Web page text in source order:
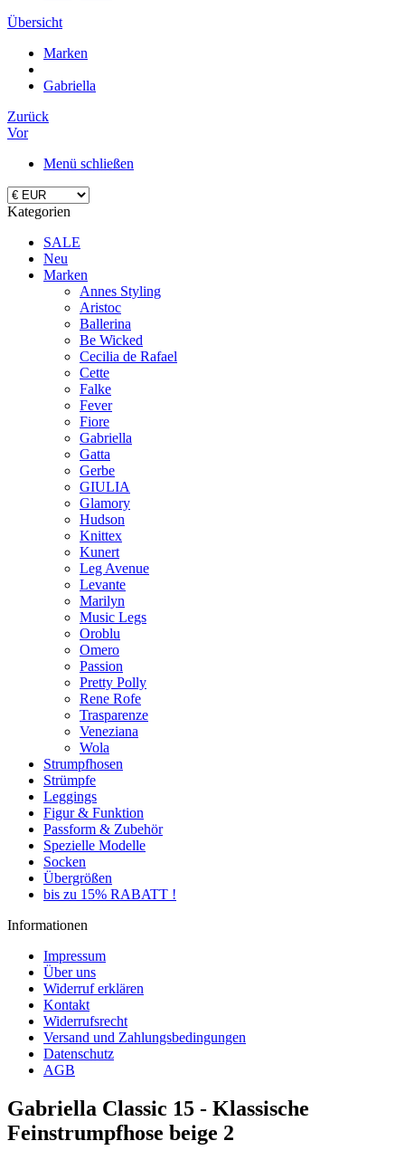
Übersicht
Marken
Gabriella
Zurück
Vor
Menü schließen
Kategorien
SALE
Neu
Marken
Annes Styling
Aristoc
Ballerina
Be Wicked
Cecilia de Rafael
Cette
Falke
Fever
Fiore
Gabriella
Gatta
Gerbe
GIULIA
Glamory
Hudson
Knittex
Kunert
Leg Avenue
Levante
Marilyn
Music Legs
Oroblu
Omero
Passion
Pretty Polly
Rene Rofe
Trasparenze
Veneziana
Wola
Strumpfhosen
Strümpfe
Leggings
Figur & Funktion
Passform & Zubehör
Spezielle Modelle
Socken
Übergrößen
bis zu 15% RABATT !
Informationen
Impressum
Über uns
Widerruf erklären
Kontakt
Widerrufsrecht
Versand und Zahlungsbedingungen
Datenschutz
AGB
Gabriella Classic 15 - Klassische
Feinstrumpfhose beige 2